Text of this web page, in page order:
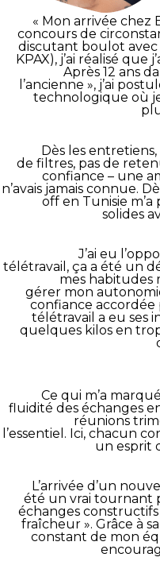
« Mon arrivée chez
concours de
discutant boulot
KPAX), j’ai réalisé que
Après 12 ans
l’ancienne », j’ai
technologique où
Dès les
de filtres, pas de
confiance – une
n’avais jamais connue.
off en Tunisie
solides
J’ai eu
télétravail, ça a été un
mes habitudes
gérer mon
confiance accordée
télétravail a eu ses
quelques kilos en
Ce qui m’a
fluidité des échanges
réunions
l’essentiel. Ici, chacun
un esprit
L’arrivée d’un
été un vrai tournant
échanges
fraîcheur ». Grâce à
constant de mon